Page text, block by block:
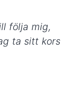
följa mig,
ta sitt kors